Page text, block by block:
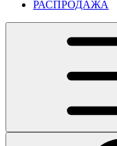
РАСПРОДАЖА